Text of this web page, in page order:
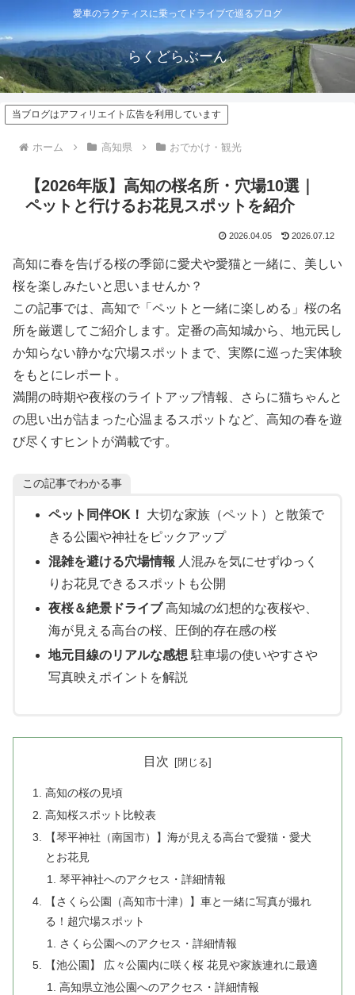
愛車のラクティスに乗ってドライブで巡るブログ
らくどらぶーん
当ブログはアフィリエイト広告を利用しています
ホーム 高知県 おでかけ・観光
【2026年版】高知の桜名所・穴場10選｜
ペットと行けるお花見スポットを紹介
2026.04.05 2026.07.12
高知に春を告げる桜の季節に愛犬や愛猫と一緒に、美しい
桜を楽しみたいと思いませんか？
この記事では、高知で「ペットと一緒に楽しめる」桜の名
所を厳選してご紹介します。定番の高知城から、地元民し
か知らない静かな穴場スポットまで、実際に巡った実体験
をもとにレポート。
満開の時期や夜桜のライトアップ情報、さらに猫ちゃんと
の思い出が詰まった心温まるスポットなど、高知の春を遊
び尽くすヒントが満載です。
この記事でわかる事
ペット同伴OK！
大切な家族（ペット）と散策で
きる公園や神社をピックアップ
混雑を避ける穴場情報 人混みを気にせずゆっく
りお花見できるスポットも公開
夜桜＆絶景ドライブ高知城の幻想的な夜桜や、
海が見える高台の桜、圧倒的存在感の桜
地元目線のリアルな感想 駐車場の使いやすさや
写真映えポイントを解説
目次
高知の桜の見頃
高知桜スポット比較表
【琴平神社（南国市）】海が見える高台で愛猫・愛犬
とお花見
琴平神社へのアクセス・詳細情報
【さくら公園（高知市十津）】車と一緒に写真が撮れ
る！超穴場スポット
さくら公園へのアクセス・詳細情報
【池公園】 広々公園内に咲く桜 花見や家族連れに最適
高知県立池公園へのアクセス・詳細情報